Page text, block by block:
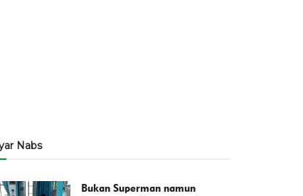
Nabs
Bukan Superman namun